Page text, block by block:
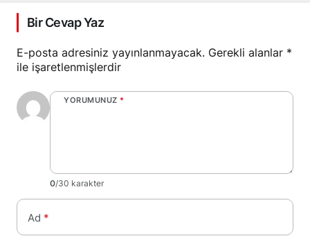
Bir Cevap Yaz
E-posta adresiniz yayınlanmayacak. Gerekli alanlar *
ile işaretlenmişlerdir
YORUMUNUZ *
0/30 karakter
Ad *